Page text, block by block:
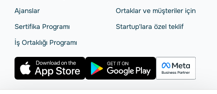
Ajanslar
Sertifika Programı
İş Ortaklığı Programı
Ortaklar ve müşteriler için
Startup'lara özel teklif